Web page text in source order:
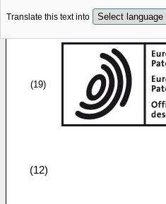
Translate this text into
(19)
(12)